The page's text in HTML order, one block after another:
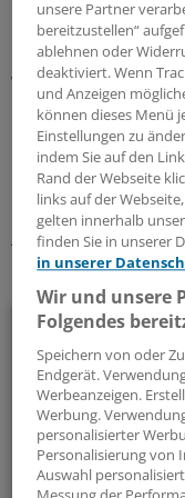
Denn sie liefern
Herz-Kreislauf-
wichtige Schritte
Schlagworte:
KHK / Herzinfarkt
Ihr Newsletter
Kardiologie
Alles, was das Herz
wir über neue
unsere Partner
bereitzustellen“
ablehnen oder
deaktiviert. Wenn
und Anzeigen
können dieses Menü
Einstellungen zu
indem Sie auf den
Rand der Webseite
links auf der
gelten innerhalb
finden Sie in unserer
in unserer
Wir und unsere
Folgendes
Speichern von oder
Endgerät.
Werbeanzeigen.
Werbung.
personalisierter
Personalisierung von
Auswahl